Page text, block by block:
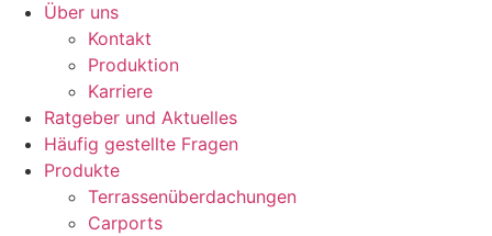
Über uns
Kontakt
Produktion
Karriere
Ratgeber und Aktuelles
Häufig gestellte Fragen
Produkte
Terrassenüberdachungen
Carports